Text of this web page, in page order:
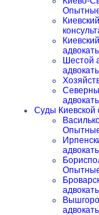
Опытные
Шестой
Суды Киевской
Опытные
Опытные